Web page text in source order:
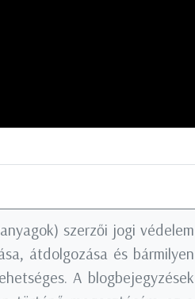
szerzői jogi védelem
átdolgozása és bármilyen
A blogbejegyzések